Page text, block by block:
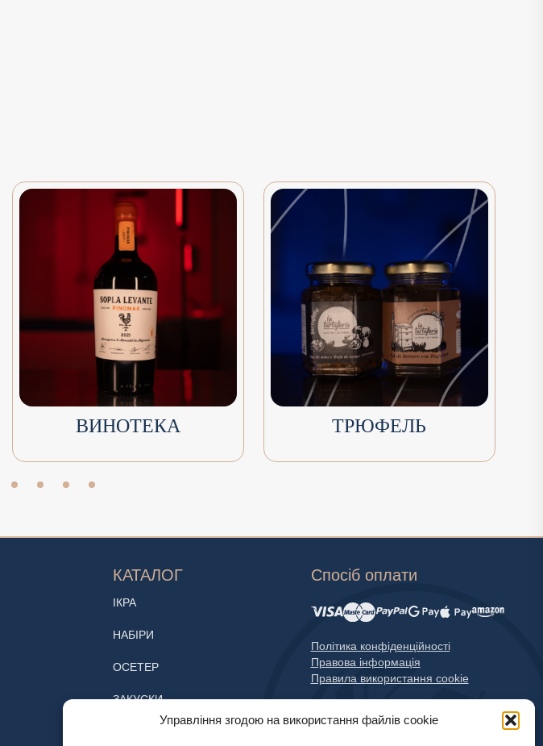
Управління згодою на використання файлів cookie
ВИНОТЕКА ТРЮФЕЛЬ
КАТАЛОГ
ІКРА
НАБІРИ
ОСЕТЕР
ЗАКУСКИ
Спосіб оплати
Політика конфіденційності
Правова інформація
Правила використання cookie